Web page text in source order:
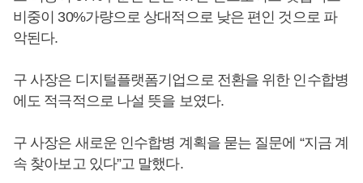
비중이 30%가량으로 상대적으로 낮은 편인 것으로 파
악된다.
구 사장은 디지털플랫폼기업으로 전환을 위한 인수합병
에도 적극적으로 나설 뜻을 보였다.
구 사장은 새로운 인수합병 계획을 묻는 질문에 “지금 계
속 찾아보고 있다”고 말했다.